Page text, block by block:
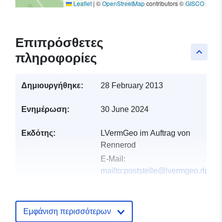
Leaflet | ©OpenStreetMapcontributors ©GISCO
keyboard_arrow_up
Επιπρόσθετες
πληροφορίες
Δημιουργήθηκε: 28 February 2013
Ενημέρωση: 30 June 2024
Εκδότης:
LVermGeo im Auftrag von
Rennerod
E-Mail:
mailto:poststelle@lvermgeo.rlp.de
καταλόγου:
February 2024
Εμφάνιση περισσότερων